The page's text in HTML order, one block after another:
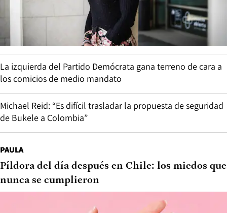
La izquierda del Partido Demócrata gana terreno de cara a
los comicios de medio mandato
Michael Reid: “Es difícil trasladar la propuesta de seguridad
de Bukele a Colombia”
PAULA
Píldora del día después en Chile: los miedos que
nunca se cumplieron